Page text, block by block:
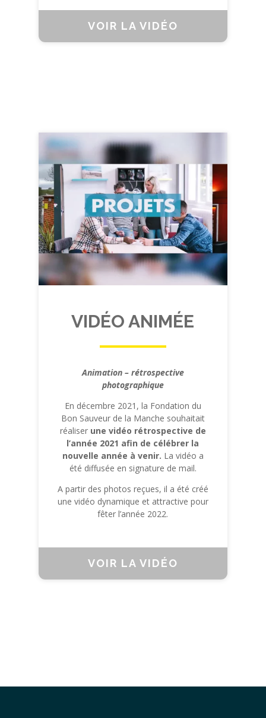
VOIR LA VIDÉO
VIDÉO ANIMÉE
Animation – rétrospective
photographique
En décembre 2021, la Fondation du
Bon Sauveur de la Manche souhaitait
réaliser une vidéo rétrospective de
l’année 2021 afin de célébrer la
nouvelle année à venir. La vidéo a
été diffusée en signature de mail.
A partir des photos reçues, il a été créé
une vidéo dynamique et attractive pour
fêter l’année 2022.
VOIR LA VIDÉO